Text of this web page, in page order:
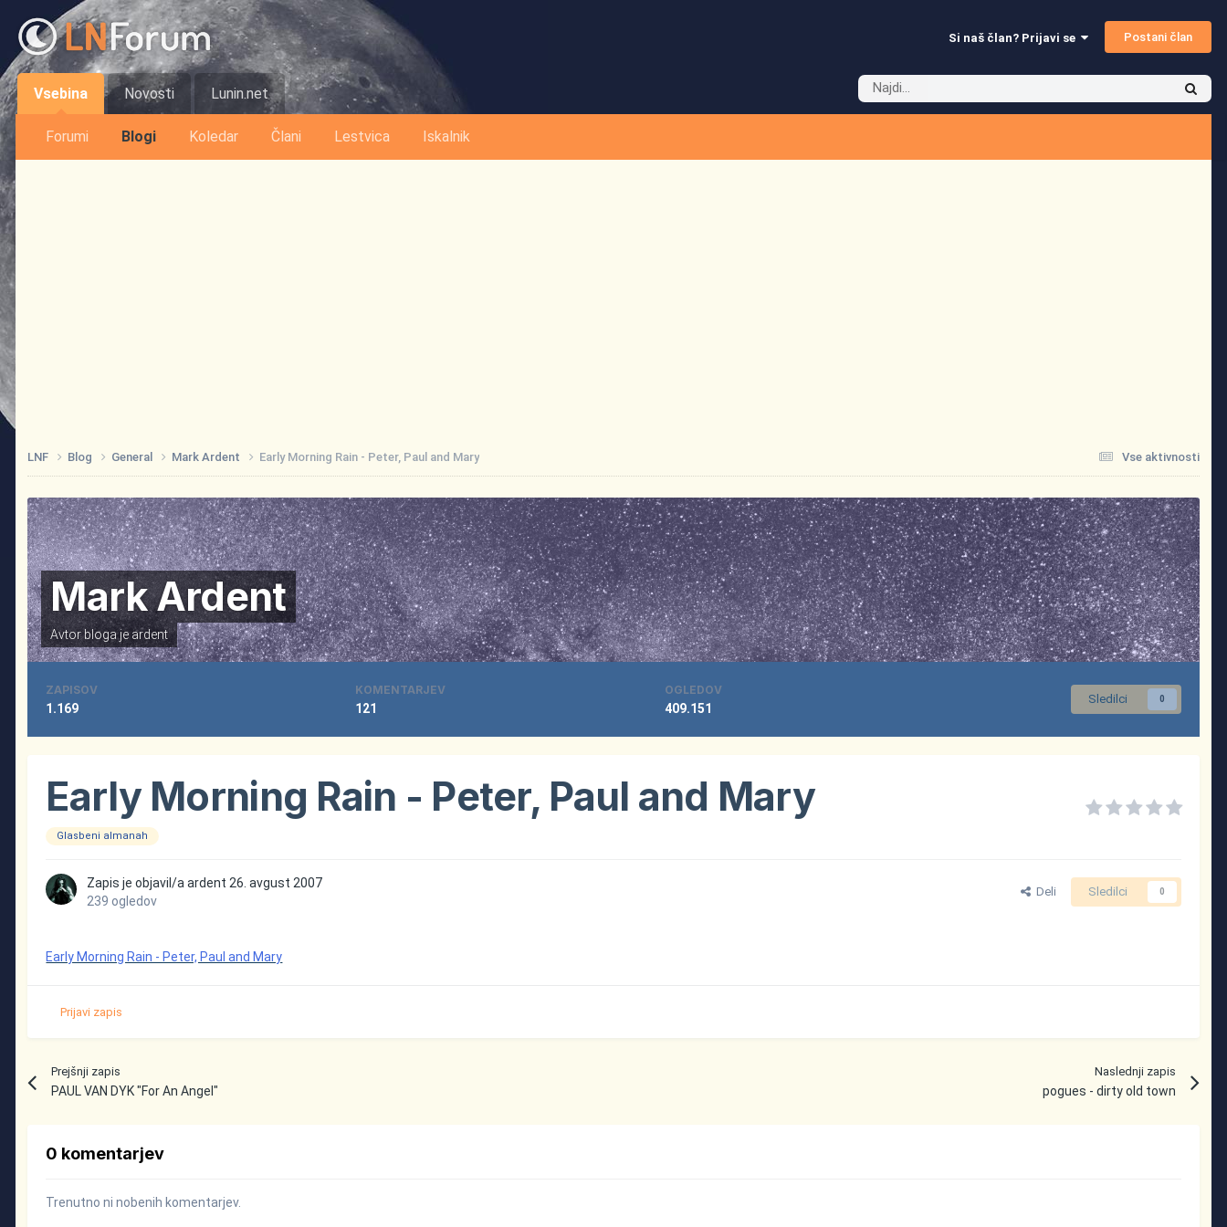
Si naš član? Prijavi se Postani član
Vsebina
Forumi Blogi Koledar Člani Lestvica Iskalnik
Novosti Lunin.net
Vse aktivnosti
LNF Blog General Mark Ardent Early Morning Rain - Peter, Paul and Mary
Mark Ardent
Avtor bloga jeardent
Sledilci 0
ZAPISOV
1.169
KOMENTARJEV
121
OGLEDOV
409.151
Early Morning Rain - Peter, Paul and Mary
Glasbeni almanah
Zapis je objavil/aardent 26. avgust 2007
239 ogledov
Deli Sledilci 0
Early Morning Rain - Peter, Paul and Mary
Prijavi zapis
Prejšnji zapis
PAUL VAN DYK "For An Angel"
Naslednji zapis
pogues - dirty old town
0 komentarjev
Trenutno ni nobenih komentarjev.